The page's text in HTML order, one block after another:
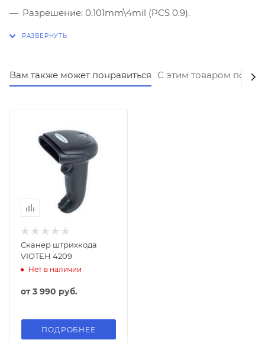
Разрешение: 0.101mm\4mil (PCS 0.9).
Скорость сканирования - 100 скан/сек.
Выдерживает падение с высоты до 1,5 метров.
Вам также может понравиться С этим товаром
Сканер штрихкода
VIOTEH 4209
Нет в наличии
от3 990 руб.
ПОДРОБНЕЕ